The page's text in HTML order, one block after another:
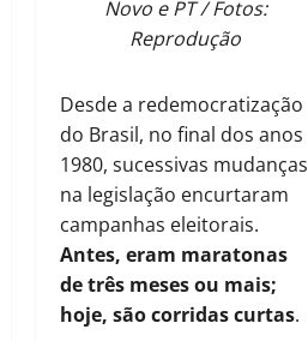
Novo e PT / Fotos:
Reprodução
Desde a redemocratização
do Brasil, no final dos anos
1980, sucessivas mudanças
na legislação encurtaram
campanhas eleitorais.
Antes, eram maratonas
de três meses ou mais;
hoje, são corridas curtas.